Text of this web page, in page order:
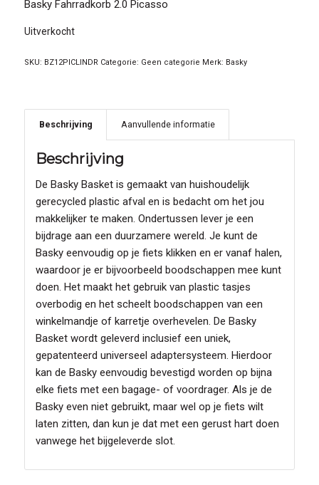
Basky Fahrradkorb 2.0 Picasso
Uitverkocht
SKU: BZ12PICLINDR Categorie: Geen categorie Merk: Basky
Beschrijving Aanvullende informatie
Beschrijving
De Basky Basket is gemaakt van huishoudelijk
gerecycled plastic afval en is bedacht om het jou
makkelijker te maken. Ondertussen lever je een
bijdrage aan een duurzamere wereld. Je kunt de
Basky eenvoudig op je fiets klikken en er vanaf halen,
waardoor je er bijvoorbeeld boodschappen mee kunt
doen. Het maakt het gebruik van plastic tasjes
overbodig en het scheelt boodschappen van een
winkelmandje of karretje overhevelen. De Basky
Basket wordt geleverd inclusief een uniek,
gepatenteerd universeel adaptersysteem. Hierdoor
kan de Basky eenvoudig bevestigd worden op bijna
elke fiets met een bagage- of voordrager. Als je de
Basky even niet gebruikt, maar wel op je fiets wilt
laten zitten, dan kun je dat met een gerust hart doen
vanwege het bijgeleverde slot.